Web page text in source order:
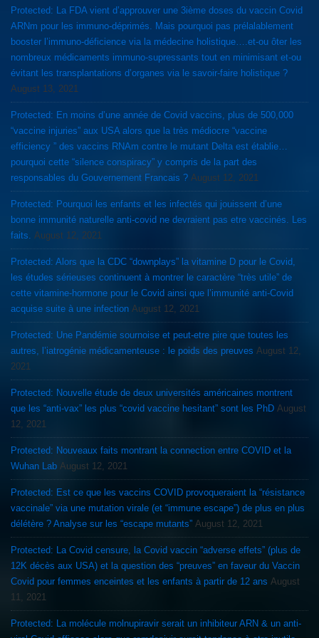
Protected: La FDA vient d’approuver une 3ième doses du vaccin Covid
ARNm pour les immuno-déprimés. Mais pourquoi pas prélalablement
booster l’immuno-déficience via la médecine holistique….et-ou ôter les
nombreux médicaments immuno-supressants tout en minimisant et-ou
évitant les transplantations d’organes via le savoir-faire holistique ?
August 13, 2021
Protected: En moins d’une année de Covid vaccins, plus de 500,000
“vaccine injuries” aux USA alors que la très médiocre “vaccine
efficiency ” des vaccins RNAm contre le mutant Delta est établie…
pourquoi cette “silence conspiracy” y compris de la part des
responsables du Gouvernement Francais ? August 12, 2021
Protected: Pourquoi les enfants et les infectés qui jouissent d’une
bonne immunité naturelle anti-covid ne devraient pas etre vaccinés. Les
faits.
August 12, 2021
Protected: Alors que la CDC “downplays” la vitamine D pour le Covid,
les études sérieuses continuent à montrer le caractère “très utile” de
cette vitamine-hormone pour le Covid ainsi que l’immunité anti-Covid
acquise suite à une infection August 12, 2021
Protected: Une Pandémie sournoise et peut-etre pire que toutes les
autres, l’iatrogénie médicamenteuse : le poids des preuves August 12,
2021
Protected: Nouvelle étude de deux universités américaines montrent
que les “anti-vax” les plus “covid vaccine hesitant” sont les PhD August
12, 2021
Protected: Nouveaux faits montrant la connection entre COVID et la
Wuhan Lab August 12, 2021
Protected: Est ce que les vaccins COVID provoqueraient la “résistance
vaccinale” via une mutation virale (et “immune escape”) de plus en plus
délétère ? Analyse sur les “escape mutants” August 12, 2021
Protected: La Covid censure, la Covid vaccin “adverse effets” (plus de
12K décès aux USA) et la question des “preuves” en faveur du Vaccin
Covid pour femmes enceintes et les enfants à partir de 12 ans August
11, 2021
Protected: La molécule molnupiravir serait un inhibiteur ARN & un anti-